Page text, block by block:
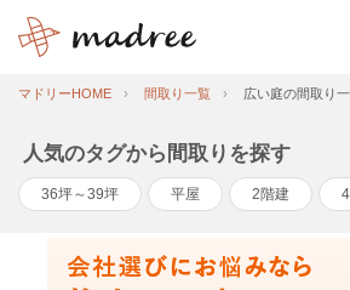
マドリーHOME 間取り一覧 広い庭の間取り
人気のタグから間取りを探す
36坪～39坪 平屋 2階建